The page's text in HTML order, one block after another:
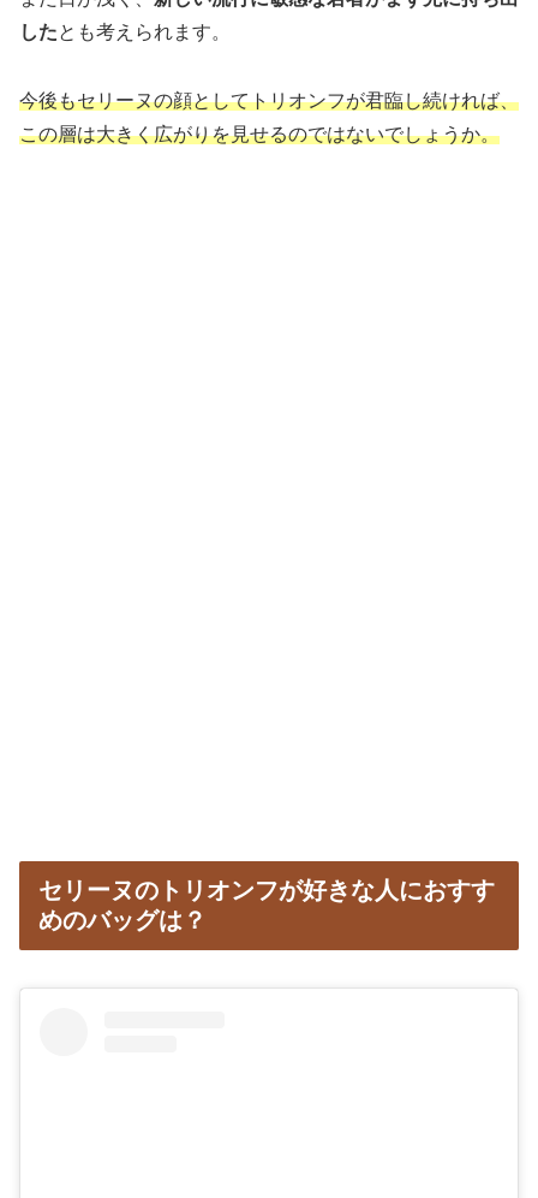
したとも考えられます。
今後もセリーヌの顔としてトリオンフが君臨し続ければ、
この層は大きく広がりを見せるのではないでしょうか。
セリーヌのトリオンフが好きな人におすす
めのバッグは？